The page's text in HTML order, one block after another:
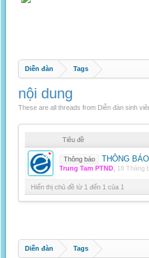
Diễn đàn Tags
nội dung
These are all threads from Diễn đàn sinh
Tiêu đề
Thông báo THÔNG
Trung Tam PTND 18 Tháng
Hiển thị chủ đề từ 1 đến 1 của 1
Diễn đàn Tags